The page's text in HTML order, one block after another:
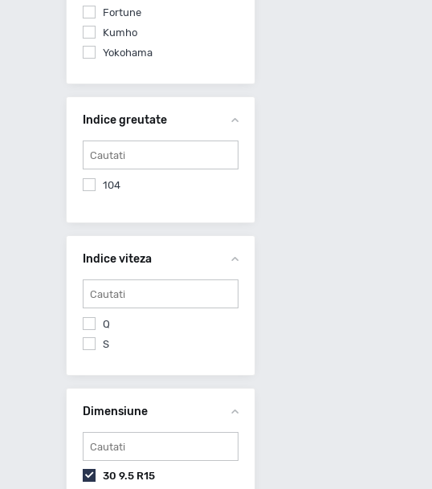
Fortune
Kumho
Yokohama
Indice greutate
104
Indice viteza
Q
S
Dimensiune
30 9.5 R15